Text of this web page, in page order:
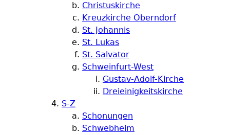
Christuskirche
Kreuzkirche Oberndorf
St. Johannis
St. Lukas
St. Salvator
Schweinfurt-West
Gustav-Adolf-Kirche
Dreieinigkeitskirche
S-Z
Schonungen
Schwebheim